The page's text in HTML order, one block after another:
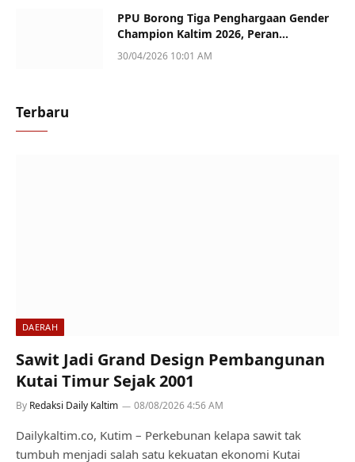
PPU Borong Tiga Penghargaan Gender
Champion Kaltim 2026, Peran
Perempuan Jadi Sorotan
30/04/2026 10:01 AM
Terbaru
DAERAH
Sawit Jadi Grand Design Pembangunan
Kutai Timur Sejak 2001
By Redaksi Daily Kaltim 08/08/2026 4:56 AM
Dailykaltim.co, Kutim – Perkebunan kelapa sawit tak
tumbuh menjadi salah satu kekuatan ekonomi Kutai